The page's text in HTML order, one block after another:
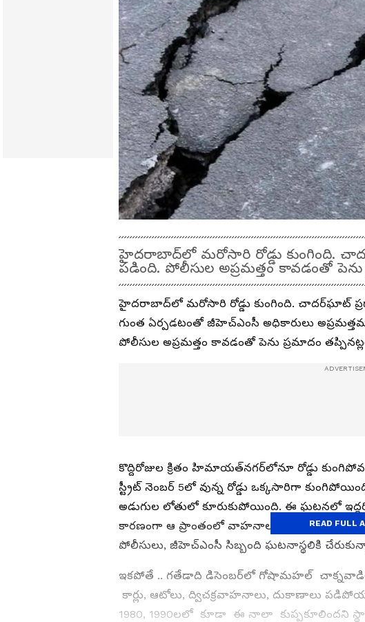
హైదరాబాద్‌లో మరోసారి రోడ్డు కుంగింది.
పడింది. పోలీసుల అప్రమత్తం కావడంతో
హైదరాబాద్‌లో మరోసారి రోడ్డు కుంగింది. చాదర్‌ఘాట్
గుంత ఏర్పడటంతో జీహెచ్ఎంసీ అధికారులు
పోలీసుల అప్రమత్తం కావడంతో పెను ప్రమాదం
కొద్దిరోజుల క్రితం హిమాయత్‌నగర్‌లోనూ రోడ్డు
స్ట్రీట్ నెంబర్ 5లో వున్న రోడ్డు ఒక్కసారిగా
అడుగుల లోతులో కూరుకుపోయింది. ఈ ఘటనలో
కారణంగా ఆ ప్రాంతంలో వాహనాల రాకపోకలకు సైతం
పోలీసులు, జీహెచ్ఎంసీ సిబ్బంది ఘటనాస్థలికి
ఇకపోతే .. గతేడాది డిసెంబర్‌లో గోషామహల్
కార్లు, ఆటోలు, ద్విచక్రవాహనాలు, దుకాణాలు
1980, 1990లలో కూడా ఈ నాలా కుప్పకూలిందని
READ FULL